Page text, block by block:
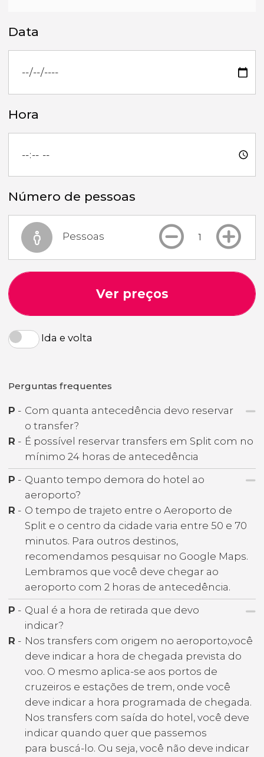
Data
Hora
Número de pessoas
Pessoas
Ver preços
Ida e volta
Perguntas frequentes
P - Com quanta antecedência devo reservar
o transfer?
R - É possível reservar transfers em Split com no
mínimo 24 horas de antecedência
P - Quanto tempo demora do hotel ao
aeroporto?
R - O tempo de trajeto entre o Aeroporto de
Split e o centro da cidade varia entre 50 e 70
minutos. Para outros destinos,
recomendamos pesquisar no Google Maps.
Lembramos que você deve chegar ao
aeroporto com 2 horas de antecedência.
P - Qual é a hora de retirada que devo
indicar?
R - Nos transfers com origem no aeroporto,você
deve indicar a hora de chegada prevista do
voo. O mesmo aplica-se aos portos de
cruzeiros e estações de trem, onde você
deve indicar a hora programada de chegada.
Nos transfers com saída do hotel, você deve
indicar quando quer que passemos
para buscá-lo. Ou seja, você não deve indicar